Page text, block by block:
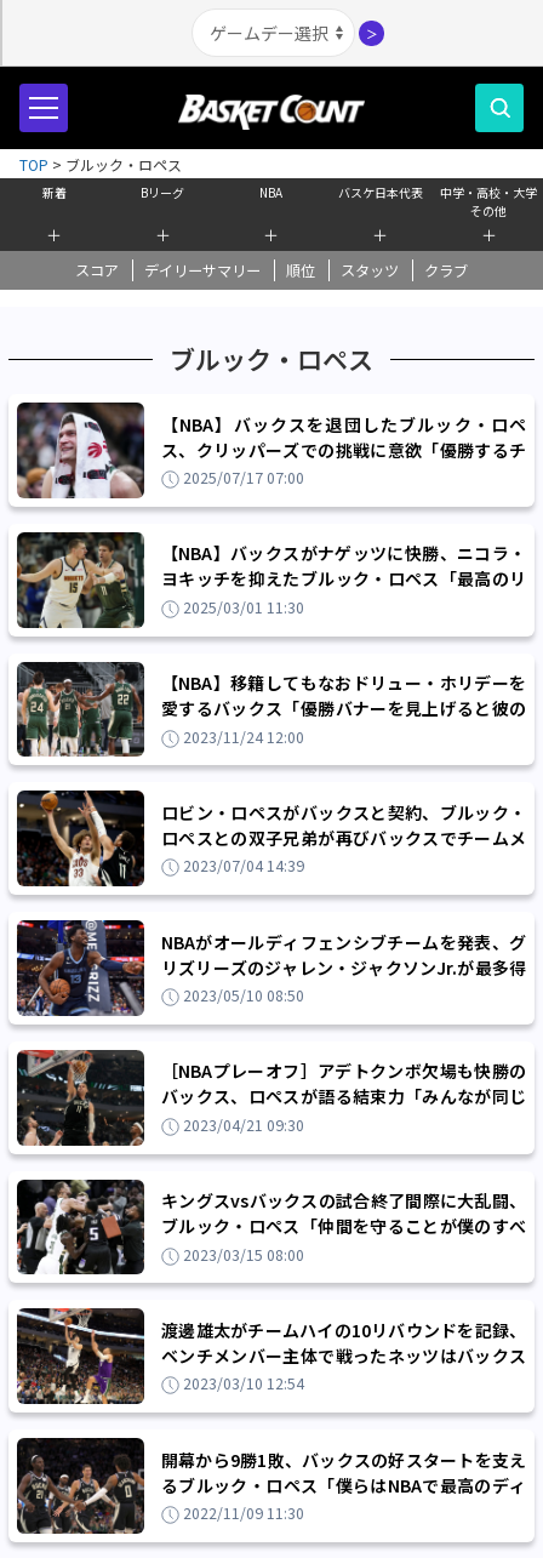
＞
新着
＋
Bリーグ
＋
NBA
＋
バスケ日本代表
＋
中学・高校・大学
その他
＋
スコア デイリーサマリー 順位 スタッツ クラブ
TOP > ブルック・ロペス
ブルック・ロペス
【NBA】バックスを退団したブルック・ロペ
ス、クリッパーズでの挑戦に意欲「優勝するチ
ャンスがあるチームだと感じた」
2025/07/17 07:00
【NBA】バックスがナゲッツに快勝、ニコラ・
ヨキッチを抑えたブルック・ロペス「最高のリ
ズムでプレーできた」
2025/03/01 11:30
【NBA】移籍してもなおドリュー・ホリデーを
愛するバックス「優勝バナーを見上げると彼の
ことを思い出す」
2023/11/24 12:00
ロビン・ロペスがバックスと契約、ブルック・
ロペスとの双子兄弟が再びバックスでチームメ
ートに2023/07/04 14:39
NBAがオールディフェンシブチームを発表、グ
リズリーズのジャレン・ジャクソンJr.が最多得
票で2年連続のファーストチームに
2023/05/10 08:50
［NBAプレーオフ］アデトクンボ欠場も快勝の
バックス、ロペスが語る結束力「みんなが同じ
立場、これがバックスのメンタリティー」
2023/04/21 09:30
キングスvsバックスの試合終了間際に大乱闘、
ブルック・ロペス「仲間を守ることが僕のすべ
て」2023/03/15 08:00
渡邊雄太がチームハイの10リバウンドを記録、
ベンチメンバー主体で戦ったネッツはバックス
に3点差の惜敗
2023/03/10 12:54
開幕から9勝1敗、バックスの好スタートを支え
るブルック・ロペス「僕らはNBAで最高のディ
フェンスチームだ」
2022/11/09 11:30